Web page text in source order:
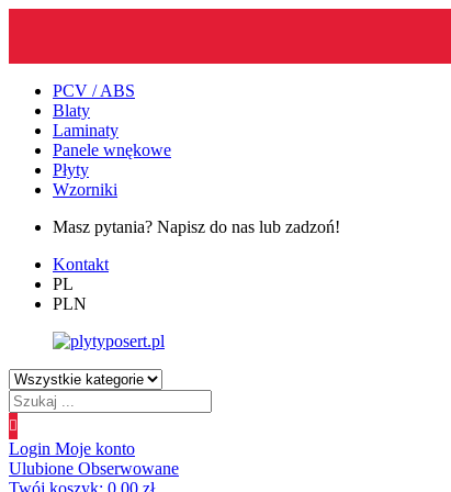
PCV / ABS
Blaty
Laminaty
Panele wnękowe
Płyty
Wzorniki
Masz pytania? Napisz do nas lub zadzoń!
Kontakt
PL
PLN
Wyszukiwanie
produktów
Login Moje konto
Ulubione Obserwowane
Twój koszyk: 0.00 zł